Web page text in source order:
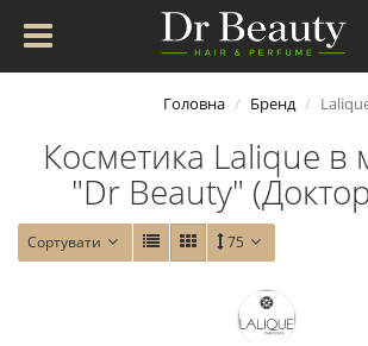
Головна Бренд
Косметика Lalique в
"Dr Beauty"
Сортувати 75